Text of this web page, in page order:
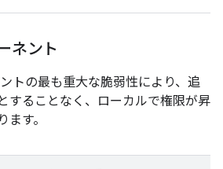
ネント
トの最も重大な脆弱性により、追
することなく、ローカルで権限が昇
す。